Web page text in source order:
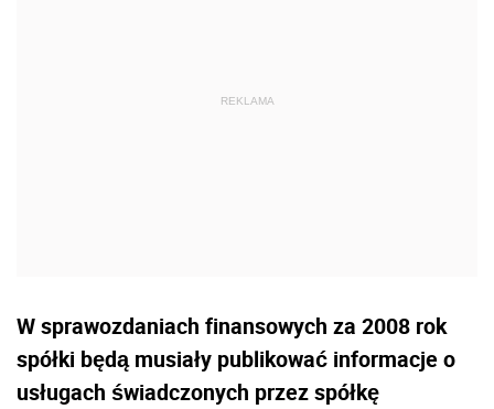
W sprawozdaniach finansowych za 2008 rok
spółki będą musiały publikować informacje o
usługach świadczonych przez spółkę